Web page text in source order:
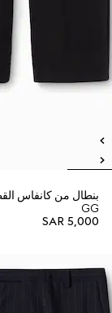
بنطال من كانفاس
GG
SAR 5,000